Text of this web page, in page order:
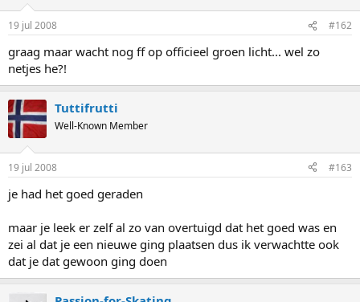
19 jul 2008 #162
graag maar wacht nog ff op officieel groen licht... wel zo
netjes he?!
Tuttifrutti
Well-Known Member
19 jul 2008 #163
je had het goed geraden
maar je leek er zelf al zo van overtuigd dat het goed was en
zei al dat je een nieuwe ging plaatsen dus ik verwachtte ook
dat je dat gewoon ging doen